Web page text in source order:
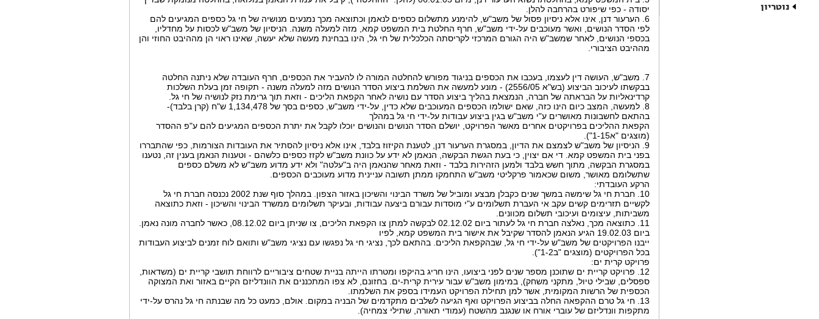
נוטריון
יסודה - כפי שיפורט בהרחבה להלן.
6. הערעור דנן, אינו אלא ניסיון פסול של משב"ש, להימנע מתשלום כספים לנאמן וכתוצאה מכך נמנעים מנושיה של חי גל כספים המגיעים להם
לפי הסדר הנושים, ואשר מעוכבים על-ידי משב"ש, חרף החלטת בית המשפט קמא, מזה למעלה משנה. הניסיון של משב"ש לכסות על מחדליו,
בכספי הנושים, לאחר שמשב"ש היה הגורם המרכזי לקריסתה הכלכלית של חי גל, הינו בבחינת מעשה שלא יעשה, שאינו ראוי הן מההיבט החוזי והן
מההיבט הציבורי.
7. משב"ש, העושה דין לעצמו, בעכבו את הכספים בניגוד מפורש להחלטה המורה לו להעביר את הכספים, חרף העובדה שלא ניתנה החלטה
בבקשתו לעיכוב הביצוע (בש"א 2556/05) - מונע למעשה את השלמת ביצוע הסדר הנושים מזה למעלה משנה - תקופה זמן בעלת השלכות
קרדינאליות על הבראתה של חברה, הנמצאת בהליך ביצוע הסדר עם נושיה לאחר הקפאת הליכים - וזאת תוך גרימת נזק לנושיה של חי גל.
8. למעשה, המצב כיום הינו כזה, שאם ישולמו הכספים המעוכבים שלא כדין, על-ידי משב"ש, כספים בסך של 1,134,478 ש"ח (קרן בלבד)-
בהתאם לחשבונות מאושרים ע"י משב"ש בגין ביצוע עבודות על-ידי חי גל במהלך
הקפאת ההליכים בפרויקטים אחרים מאשר הפרויקט, יושלם הסדר הנושים והנושים יוכלו לקבל את יתרת הכספים המגיעים להם ע"פ ההסדר
(מוצגים "א1-15").
9. הניסיון של משב"ש לצמצם את הדיון, במסגרת הערעור דנן, לטענת הקיזוז בלבד, אינו אלא ניסיון להסתיר את העובדות הצורמות, כפי שהתבררו
בפני בית המשפט קמא. די אם יצוין, כי בעת הגשת הבקשה, הנאמן לא ידע על כוונת משב"ש לקזז כספים כלשהם - וטענות הנאמן בענין זה, נטענו
במסגרת הבקשה, מתוך חשש בלבד ולמען הזהירות בלבד - וזאת מאחר שהנאמן היה ב"עלטה" ולא ידע מדוע משב"ש לא משלם כספים
שתשלומם מאושר, משום שכאמור פרקליטי משב"ש התחמקו ממתן תשובה עניינית מדוע מעוכבים הכספים.
הרקע העובדתי:
10. חברת חי גל שימשה במשך שנים כקבלן מבצע ומוביל של משרד הבינוי והשיכון באזור הצפון. במהלך סוף שנת 2002 נכנסה חברת חי גל
לקשיים תזרימים קשים עקב אי העברת תשלומים ע"י מוסדות עבורם ביצעה עבודות, ובעיקר תשלומים ממשרד הבינוי והשיכון - וזאת כתוצאה
משביתות, עיצומים ועיכובי תשלום מכוונים.
11. כתוצאה מכך, נאלצה חברת חי גל לעתור ביום 02.12.02 לבקשה למתן צו הקפאת הליכים, צו שניתן ביום 08.12.02, כאשר לחברה מונה נאמן.
ביום 19.02.03 הגיע הנאמן להסדר שקיבל את אישור בית המשפט קמא, לפיו
ייבנו הפרויקטים של משב"ש על-ידי חי גל, שבהקפאת הליכים. בהתאם לכך, נציגי חי גל נפגשו עם נציגי משב"ש ותואם לוח זמנים לביצוע העבודות
בכל הפרויקטים (מוצגים "ב1-2").
פרויקט קרית ים:
12. פרויקט קריית ים שתוכנן מספר שנים לפני ביצועו, הינו חריג בהיקפו ומטרתו הייתה בניית שטחים ציבוריים לרווחת תושבי קריית ים (משדאות,
ספסלים, שבילי טיול, מתקני משחק), במימון משב"ש עבור עירית קרית-ים. בחזונם, לא צפו המתכננים את הוונדליזם הקיים באזור ואת המצוקה
הכספית של הרשות המקומית, אשר למן תחילת הפרויקט העמידו בספק את השלמתו.
13. חי גל טרם ההקפאה החלה בביצוע הפרויקט ואף הגיעה לשלבים מתקדמים של הבניה במקום. אולם, כמעט כל מה שבנתה חי גל נהרס על-ידי
מתקפות וונדליזם של עוברי אורח או שנגנב מהשטח (עמודי תאורה, שתילי צמחיה).